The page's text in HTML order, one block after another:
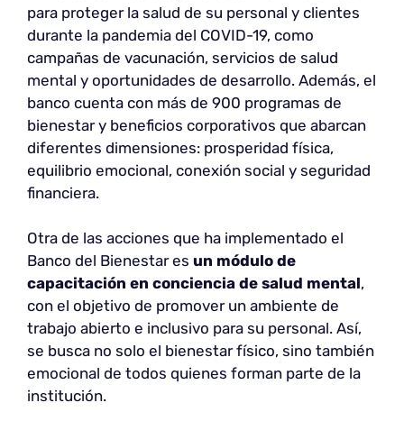
para proteger la salud de su personal y clientes
durante la pandemia del COVID-19, como
campañas de vacunación, servicios de salud
mental y oportunidades de desarrollo. Además, el
banco cuenta con más de 900 programas de
bienestar y beneficios corporativos que abarcan
diferentes dimensiones: prosperidad física,
equilibrio emocional, conexión social y seguridad
financiera.
Otra de las acciones que ha implementado el
Banco del Bienestar es un módulo de
capacitación en conciencia de salud mental,
con el objetivo de promover un ambiente de
trabajo abierto e inclusivo para su personal. Así,
se busca no solo el bienestar físico, sino también
emocional de todos quienes forman parte de la
institución.